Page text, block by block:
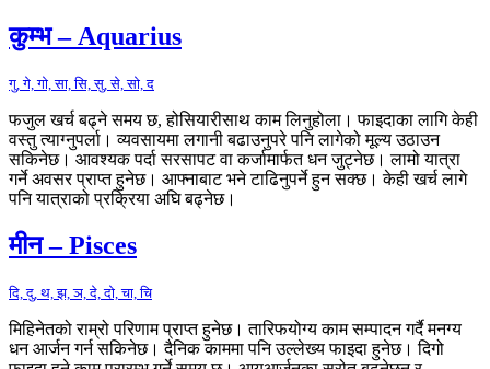
कुम्भ – Aquarius
गु, गे, गो, सा, सि, सु, से, सो, द
फजुल खर्च बढ्ने समय छ, होसियारीसाथ काम लिनुहोला। फाइदाका लागि केही
वस्तु त्याग्नुपर्ला। व्यवसायमा लगानी बढाउनुपरे पनि लागेको मूल्य उठाउन
सकिनेछ। आवश्यक पर्दा सरसापट वा कर्जामार्फत धन जुट्नेछ। लामो यात्रा
गर्ने अवसर प्राप्त हुनेछ। आफ्नाबाट भने टाढिनुपर्ने हुन सक्छ। केही खर्च लागे
पनि यात्राको प्रक्रिया अघि बढ्नेछ।
मीन – Pisces
दि, दु, थ, झ, ञ, दे, दो, चा, चि
मिहिनेतको राम्रो परिणाम प्राप्त हुनेछ। तारिफयोग्य काम सम्पादन गर्दै मनग्य
धन आर्जन गर्न सकिनेछ। दैनिक काममा पनि उल्लेख्य फाइदा हुनेछ। दिगो